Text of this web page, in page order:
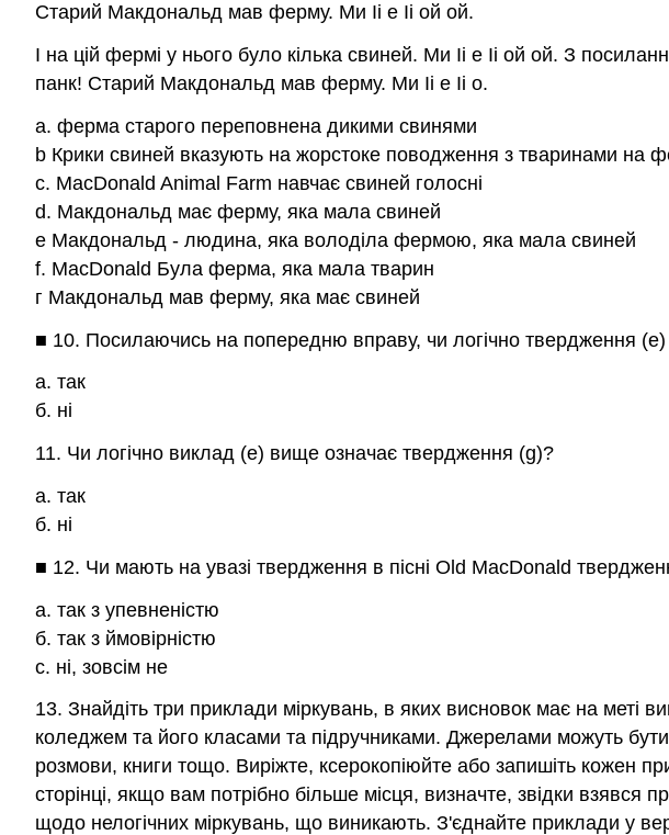
Старий Макдональд мав ферму. Ми Іі е Іі ой ой.
І на цій фермі у нього було кілька свиней. Ми Іі е Іі ой ой. З
панк! Старий Макдональд мав ферму. Ми Іі е Іі о.
а. ферма старого переповнена дикими свинями
b Крики свиней вказують на жорстоке поводження з тваринами на
c. MacDonald Animal Farm навчає свиней голосні
d. Макдональд має ферму, яка мала свиней
е Макдональд - людина, яка володіла фермою, яка мала свиней
f. MacDonald Була ферма, яка мала тварин
г Макдональд мав ферму, яка має свиней
■ 10. Посилаючись на попередню вправу, чи логічно твердження
а. так
б. ні
11. Чи логічно виклад (е) вище означає твердження (g)?
а. так
б. ні
■ 12. Чи мають на увазі твердження в пісні Old MacDonald
а. так з упевненістю
б. так з ймовірністю
c. ні, зовсім не
13. Знайдіть три приклади міркувань, в яких висновок має на меті
коледжем та його класами та підручниками. Джерелами можуть бути
розмови, книги тощо. Виріжте, ксерокопіюйте або запишіть кожен
сторінці, якщо вам потрібно більше місця, визначте, звідки взявся
щодо нелогічних міркувань, що виникають. З'єднайте приклади у